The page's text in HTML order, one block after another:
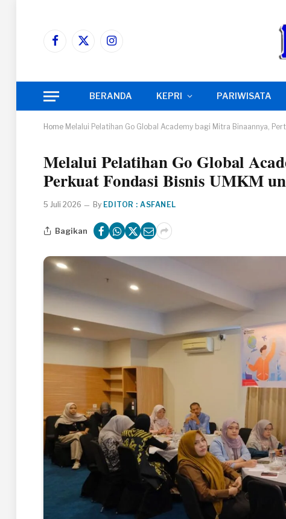
Facebook
X
Instagram
BERANDA KEPRI PARIWISATA
Home Melalui Pelatihan Go Global Academy bagi Mitra Binaannya,
Melalui Pelatihan Go Global
Perkuat Fondasi Bisnis UMKM
5 Juli 2026 By EDITOR : ASFANEL
Bagikan